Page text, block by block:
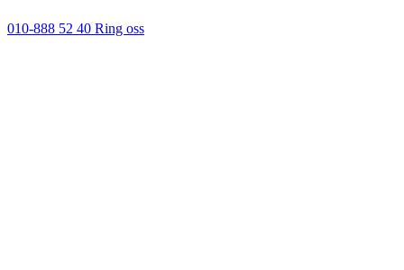
010-888 52 40 Ring oss